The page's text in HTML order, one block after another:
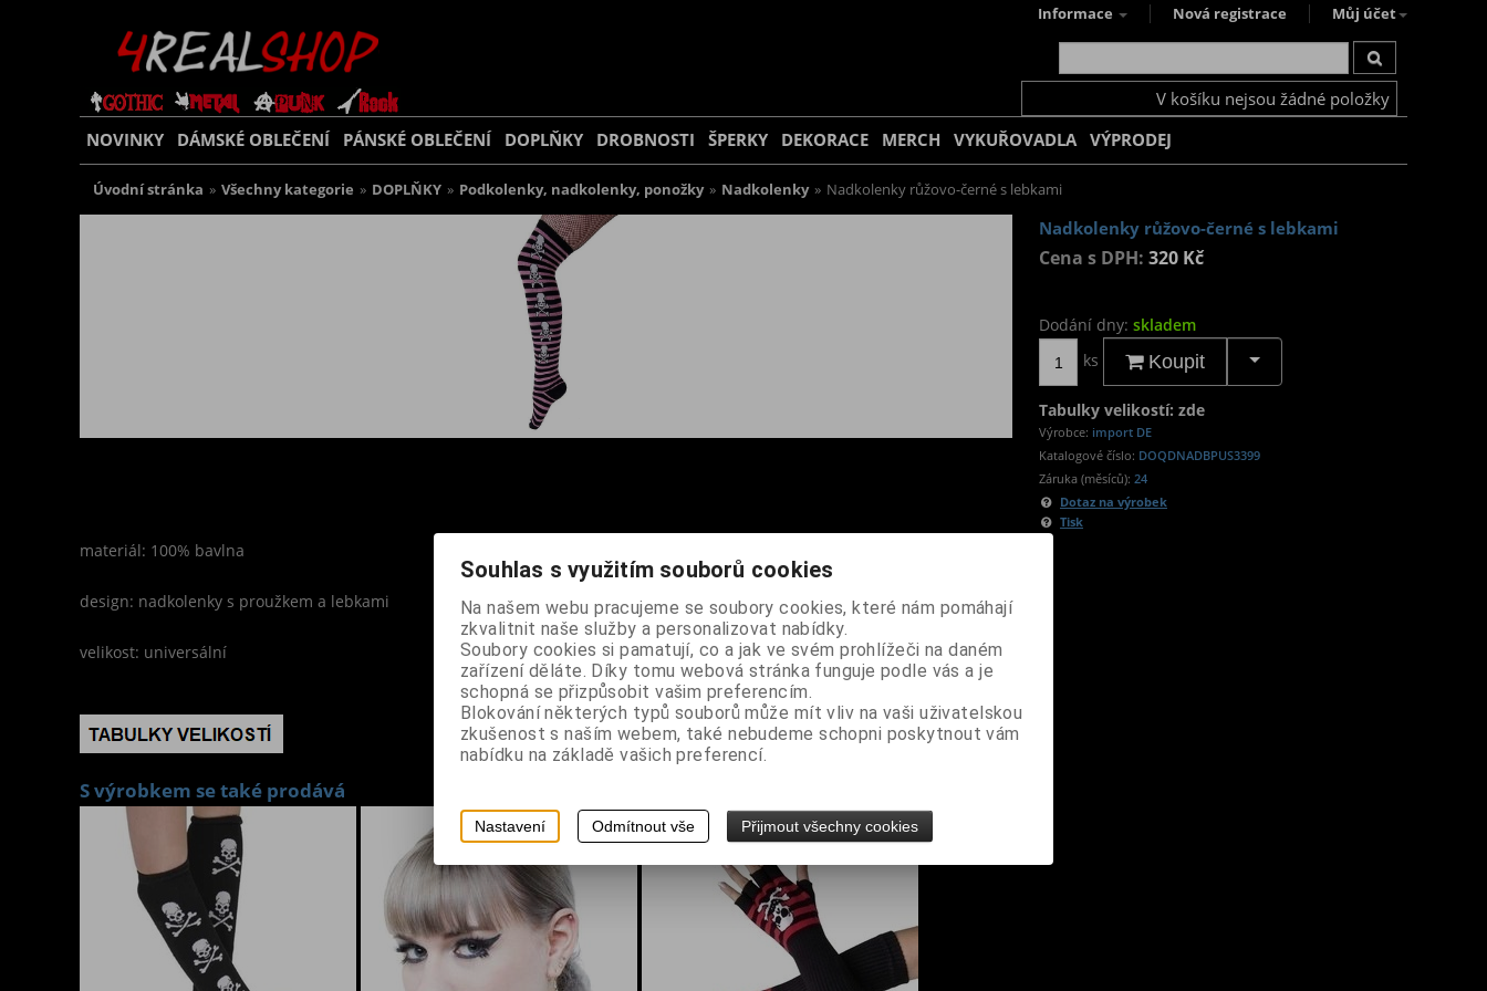
Informace Nová registrace Můj účet
V košíku nejsou žádné položky
NOVINKY DÁMSKÉ OBLEČENÍ PÁNSKÉ OBLEČENÍ DOPLŇKY DROBNOSTI ŠPERKY DEKORACE MERCH VYKUŘOVADLA VÝPRODEJ
Úvodní stránka » Všechny kategorie » DOPLŇKY » Podkolenky, nadkolenky, ponožky » Nadkolenky » Nadkolenky růžovo-černé s lebkami
Nadkolenky růžovo-černé s lebkami
Cena s DPH: 320 Kč
Dodání dny: skladem
ks
Koupit
Tabulky velikostí: zde
Výrobce: import DE
Katalogové číslo: DOQDNADBPUS3399
Záruka (měsíců): 24
Dotaz na výrobek
Tisk
materiál: 100% bavlna
design: nadkolenky s proužkem a lebkami
velikost: universální
S výrobkem se také prodává
Souhlas s využitím souborů cookies
Na našem webu pracujeme se soubory cookies, které nám pomáhají
zkvalitnit naše služby a personalizovat nabídky.
Soubory cookies si pamatují, co a jak ve svém prohlížeči na daném
zařízení děláte. Díky tomu webová stránka funguje podle vás a je
schopná se přizpůsobit vašim preferencím.
Blokování některých typů souborů může mít vliv na vaši uživatelskou
zkušenost s naším webem, také nebudeme schopni poskytnout vám
nabídku na základě vašich preferencí.
Nastavení Odmítnout vše Přijmout všechny cookies